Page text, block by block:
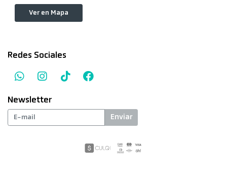
Ver en Mapa
Redes Sociales
Newsletter
Enviar